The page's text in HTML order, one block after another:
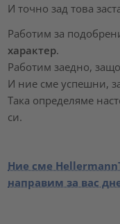
И точно зад това
Работим за
характер.
Работим заедно,
И ние сме успешни,
Така определяме
си.
Ние сме
направим за вас